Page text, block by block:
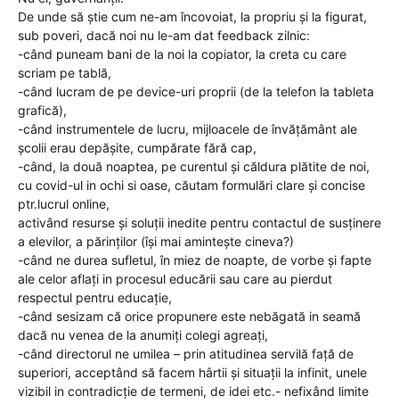
De unde să știe cum ne-am încovoiat, la propriu și la figurat,
sub poveri, dacă noi nu le-am dat feedback zilnic:
-când puneam bani de la noi la copiator, la creta cu care
scriam pe tablă,
-când lucram de pe device-uri proprii (de la telefon la tableta
grafică),
-când instrumentele de lucru, mijloacele de învățământ ale
școlii erau depășite, cumpărate fără cap,
-când, la două noaptea, pe curentul și căldura plătite de noi,
cu covid-ul in ochi si oase, căutam formulări clare și concise
ptr.lucrul online,
activând resurse și soluții inedite pentru contactul de susținere
a elevilor, a părinților (își mai amintește cineva?)
-când ne durea sufletul, în miez de noapte, de vorbe și fapte
ale celor aflați in procesul educării sau care au pierdut
respectul pentru educație,
-când sesizam că orice propunere este nebăgată in seamă
dacă nu venea de la anumiți colegi agreați,
-când directorul ne umilea – prin atitudinea servilă față de
superiori, acceptând să facem hârtii și situații la infinit, unele
vizibil in contradicție de termeni, de idei etc.- nefixând limite